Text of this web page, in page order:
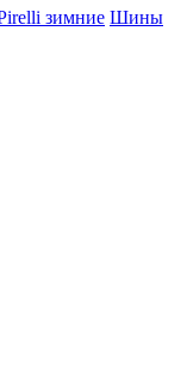
зимние Шины